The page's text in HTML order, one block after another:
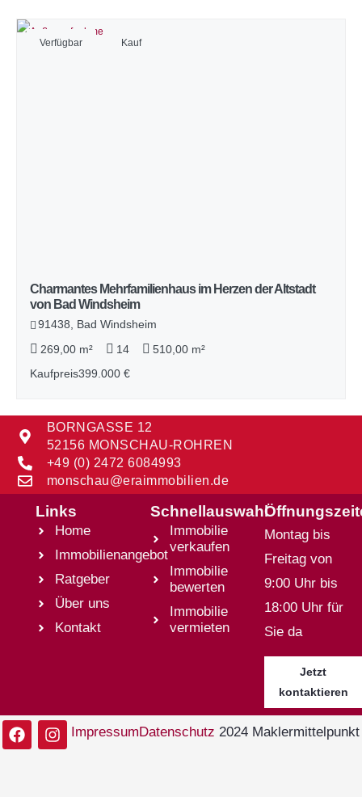
Verfügbar Kauf
Charmantes Mehrfamilienhaus im Herzen der Altstadt
von Bad Windsheim
91438, Bad Windsheim
269,00 m²
14
510,00 m²
Kaufpreis399.000 €
BORNGASSE 12
52156 MONSCHAU-ROHREN
+49 (0) 2472 6084993
monschau@eraimmobilien.de
Links
Home
Immobilienangebot
Ratgeber
Über uns
Kontakt
Schnellauswahl
Immobilie
verkaufen
Immobilie
bewerten
Immobilie
vermieten
Montag bis
Freitag von
9:00 Uhr bis
18:00 Uhr für
Sie da
Jetzt
kontaktieren
ImpressumDatenschutz 2024 Maklermittelpunkt